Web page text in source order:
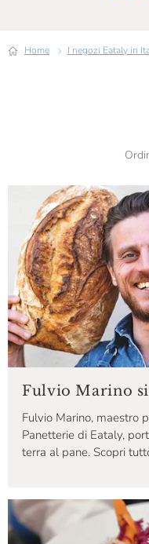
Home I negozi Eataly in
Fulvio Marino
Fulvio Marino, maestro
Panetterie di Eataly,
terra al pane. Scopri